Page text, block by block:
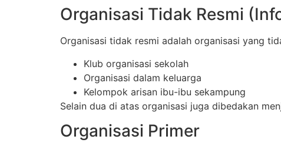
Organisasi Tidak Resmi
Organisasi tidak resmi adalah organisasi yang
Klub organisasi sekolah
Organisasi dalam keluarga
Kelompok arisan ibu-ibu sekampung
Selain dua di atas organisasi juga dibedakan
Organisasi Primer